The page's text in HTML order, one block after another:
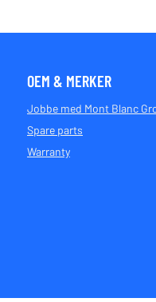
OEM & MERKER
Jobbe med Mont Blanc
Spare parts
Warranty